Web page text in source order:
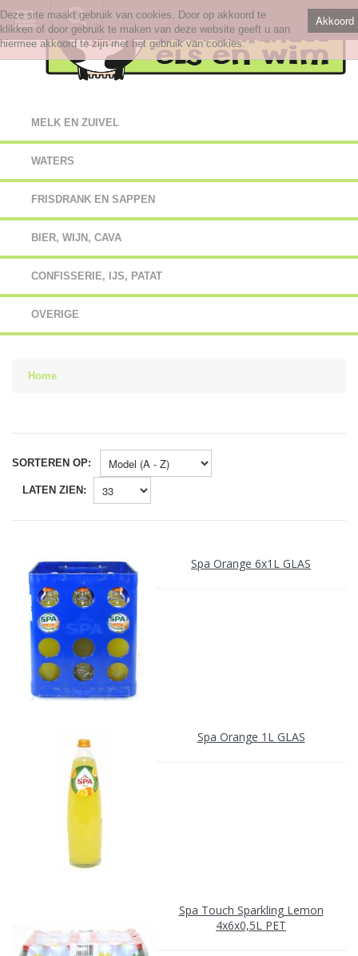
MELK EN ZUIVEL
WATERS
FRISDRANK EN SAPPEN
BIER, WIJN, CAVA
CONFISSERIE, IJS, PATAT
OVERIGE
Home
SORTEREN OP:
LATEN ZIEN:
Spa Orange 6x1L GLAS
Spa Orange 1L GLAS
Spa Touch Sparkling Lemon
4x6x0,5L PET
Akkoord
Deze site maakt gebruik van cookies. Door op akkoord te
klikken of door gebruik te maken van deze website geeft u aan
hiermee akkoord te zijn met het gebruik van cookies.